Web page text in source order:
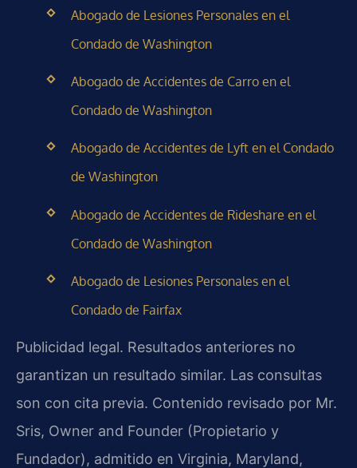
Abogado de Lesiones Personales en el
Condado de Washington
Abogado de Accidentes de Carro en el
Condado de Washington
Abogado de Accidentes de Lyft en el Condado
de Washington
Abogado de Accidentes de Rideshare en el
Condado de Washington
Abogado de Lesiones Personales en el
Condado de Fairfax
Publicidad legal. Resultados anteriores no
garantizan un resultado similar. Las consultas
son con cita previa. Contenido revisado por Mr.
Sris, Owner and Founder (Propietario y
Fundador), admitido en Virginia, Maryland,